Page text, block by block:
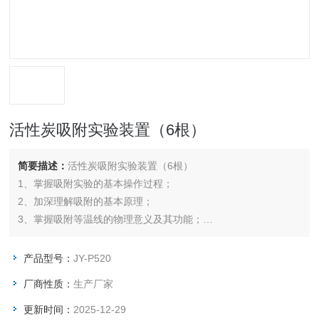
活性炭吸附实验装置（6根）
简要描述：活性炭吸附实验装置（6根）
1、掌握吸附实验的基本操作过程；
2、加深理解吸附的基本原理；
3、掌握吸附等温线的物理意义及其功能；
产品型号：JY-P520
厂商性质：生产厂家
更新时间： 2025-12-29